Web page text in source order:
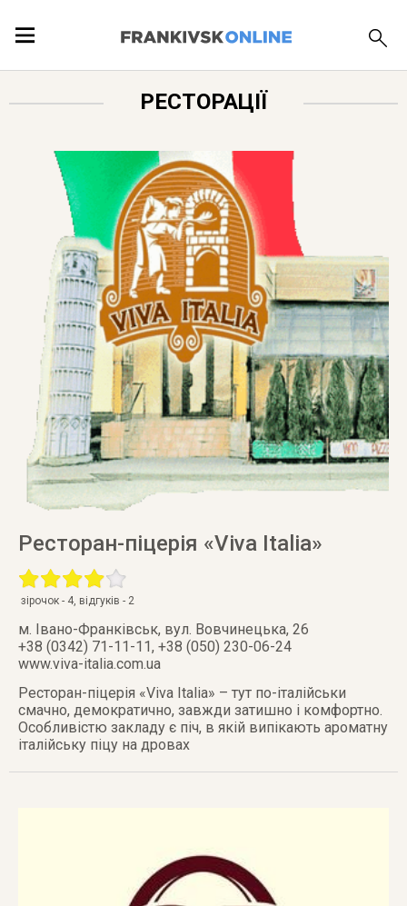
ПУБЛІКАЦІЇ
РЕСТОРАЦІЇ
Ресторан-піцерія «Viva Italia»
зірочок - 4, відгуків - 2
м. Івано-Франківськ, вул. Вовчинецька, 26
+38 (0342) 71-11-11, +38 (050) 230-06-24
www.viva-italia.com.ua
Ресторан-піцерія «Viva Italia» – тут по-італійськи
смачно, демократично, завжди затишно і комфортно.
Особливістю закладу є піч, в якій випікають ароматну
італійську піцу на дровах